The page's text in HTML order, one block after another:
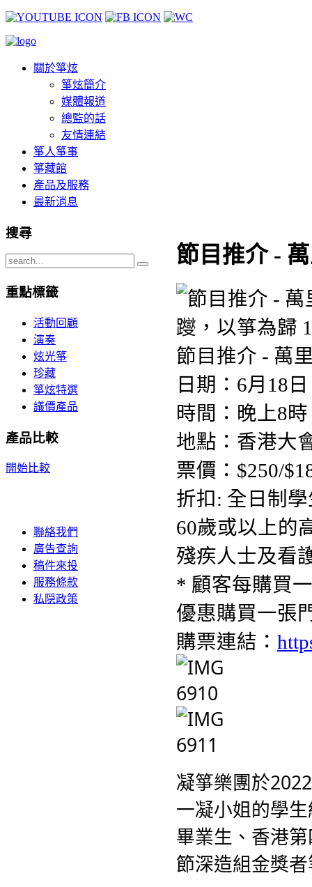
關於箏炫
箏炫簡介
媒體報道
總監的話
友情連結
箏人箏事
箏藏館
產品及服務
最新消息
節目推介 -
節目推介 - 萬
日期：6月18
時間：晚上8時
地點：香港大
票價：$250/
折扣: 全日制
60歲或以上的
殘疾人士及看
* 顧客每購買
優惠購買一張
購票連結：
凝箏樂團於
一凝小姐的學
畢業生、香港
節深造組金獎
搜尋
重點標籤
活動回顧
演奏
炫光箏
珍藏
箏炫特選
議價產品
產品比較
開始比較
聯絡我們
廣告查詢
稿件來投
服務條款
私隠政策